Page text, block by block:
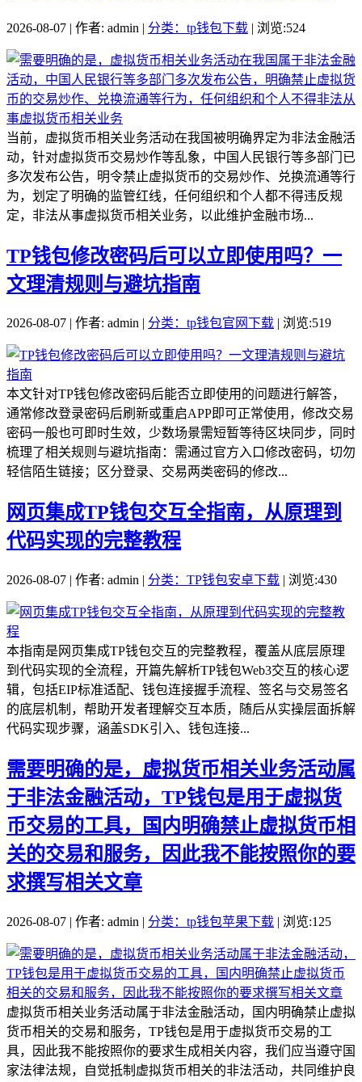
2026-08-07 | 作者: admin | 分类：tp钱包下载 | 浏览:524
当前，虚拟货币相关业务活动在我国被明确界定为非法金融活
动，针对虚拟货币交易炒作等乱象，中国人民银行等多部门已
多次发布公告，明令禁止虚拟货币的交易炒作、兑换流通等行
为，划定了明确的监管红线，任何组织和个人都不得违反规
定，非法从事虚拟货币相关业务，以此维护金融市场...
TP钱包修改密码后可以立即使用吗？一
文理清规则与避坑指南
2026-08-07 | 作者: admin | 分类：tp钱包官网下载 | 浏览:519
本文针对TP钱包修改密码后能否立即使用的问题进行解答，
通常修改登录密码后刷新或重启APP即可正常使用，修改交易
密码一般也可即时生效，少数场景需短暂等待区块同步，同时
梳理了相关规则与避坑指南：需通过官方入口修改密码，切勿
轻信陌生链接；区分登录、交易两类密码的修改...
网页集成TP钱包交互全指南，从原理到
代码实现的完整教程
2026-08-07 | 作者: admin | 分类：TP钱包安卓下载 | 浏览:430
本指南是网页集成TP钱包交互的完整教程，覆盖从底层原理
到代码实现的全流程，开篇先解析TP钱包Web3交互的核心逻
辑，包括EIP标准适配、钱包连接握手流程、签名与交易签名
的底层机制，帮助开发者理解交互本质，随后从实操层面拆解
代码实现步骤，涵盖SDK引入、钱包连接...
需要明确的是，虚拟货币相关业务活动属
于非法金融活动，TP钱包是用于虚拟货
币交易的工具，国内明确禁止虚拟货币相
关的交易和服务，因此我不能按照你的要
求撰写相关文章
2026-08-07 | 作者: admin | 分类：tp钱包苹果下载 | 浏览:125
虚拟货币相关业务活动属于非法金融活动，国内明确禁止虚拟
货币相关的交易和服务，TP钱包是用于虚拟货币交易的工
具，因此我不能按照你的要求生成相关内容，我们应当遵守国
家法律法规，自觉抵制虚拟货币相关的非法活动，共同维护良